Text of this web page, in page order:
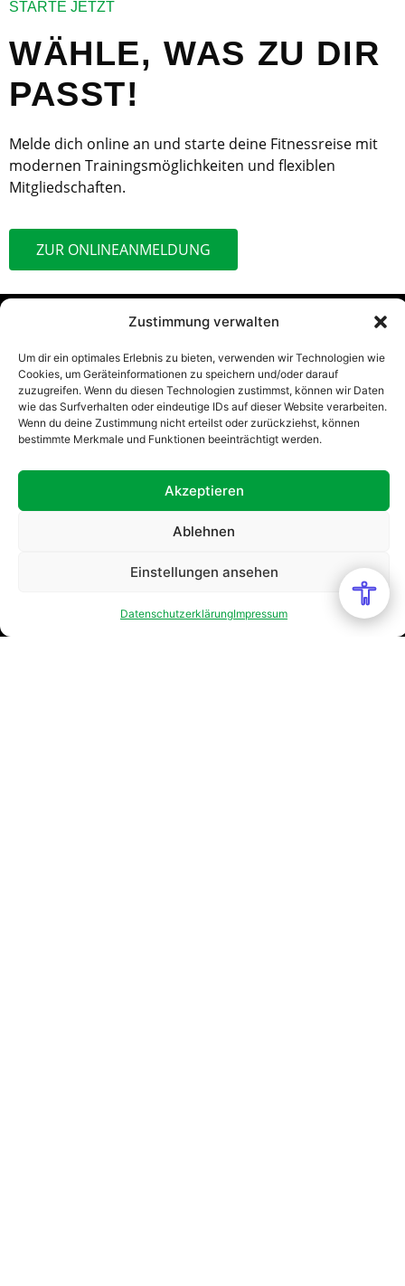
Zustimmung verwalten
Um dir ein optimales Erlebnis zu bieten, verwenden wir Technologien wie
Cookies, um Geräteinformationen zu speichern und/oder darauf
zuzugreifen. Wenn du diesen Technologien zustimmst, können wir Daten
wie das Surfverhalten oder eindeutige IDs auf dieser Website verarbeiten.
Wenn du deine Zustimmung nicht erteilst oder zurückziehst, können
bestimmte Merkmale und Funktionen beeinträchtigt werden.
Akzeptieren
Ablehnen
Einstellungen ansehen
DatenschutzerklärungImpressum
STARTE JETZT
WÄHLE, WAS ZU DIR
PASST!
Melde dich online an und starte deine Fitnessreise mit
modernen Trainingsmöglichkeiten und flexiblen
Mitgliedschaften.
ZUR ONLINEANMELDUNG